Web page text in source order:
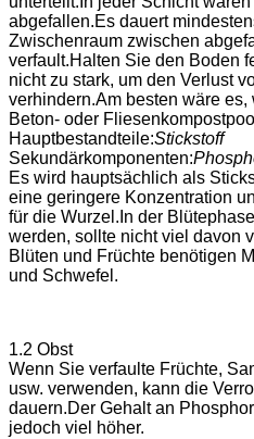
abgefallen.Es dauert
Zwischenraum zwischen
verfault.Halten Sie den Boden
nicht zu stark, um den Verlust
verhindern.Am besten wäre
Beton- oder
Hauptbestandteile:Stickstoff
Sekundärkomponenten:
Es wird hauptsächlich als
eine geringere Konzentration
für die Wurzel.In der
werden, sollte nicht viel davon
Blüten und Früchte benötigen
und Schwefel.
1.2 Obst
Wenn Sie verfaulte Früchte,
usw. verwenden, kann die
dauern.Der Gehalt an
jedoch viel höher.